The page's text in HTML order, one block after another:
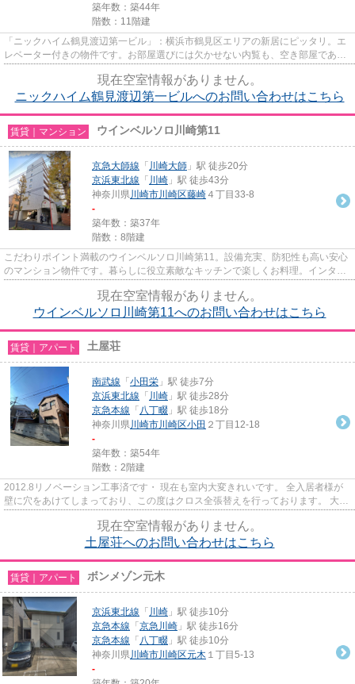
築年数：築44年
階数：11階建
「ニックハイム鶴見渡辺第一ビル」：横浜市鶴見区エリアの新居にピッタリ。エ
レベーター付きの物件です。お部屋選びには欠かせない内覧も、空き部屋であれ
現在空室情報がありません。
ニックハイム鶴見渡辺第一ビルへのお問い合わせはこちら
賃貸｜マンション ウインベルソロ川崎第11
京急大師線 「 川崎大師 」駅 徒歩20分
京浜東北線 「 川崎 」駅 徒歩43分
神奈川県川崎市川崎区藤崎 ４丁目33-8
-
築年数：築37年
階数：8階建
こだわりポイント満載のウインベルソロ川崎第11。設備充実、防犯性も高い安心
のマンション物件です。暮らしに役立素敵なキッチンで楽しくお料理。インター
現在空室情報がありません。
ウインベルソロ川崎第11へのお問い合わせはこちら
賃貸｜アパート 土屋荘
南武線 「 小田栄 」駅 徒歩7分
京浜東北線 「 川崎 」駅 徒歩28分
京急本線 「 八丁畷 」駅 徒歩18分
神奈川県川崎市川崎区小田 ２丁目12-18
-
築年数：築54年
階数：2階建
2012.8リノベーション工事済です・ 現在も室内大変きれいです。 全入居者様が
壁に穴をあけてしまっており、この度はクロス全張替えを行っております。 大変
現在空室情報がありません。
土屋荘へのお問い合わせはこちら
賃貸｜アパート ボンメゾン元木
京浜東北線 「 川崎 」駅 徒歩10分
京急本線 「 京急川崎 」駅 徒歩16分
京急本線 「 八丁畷 」駅 徒歩10分
神奈川県川崎市川崎区元木 １丁目5-13
-